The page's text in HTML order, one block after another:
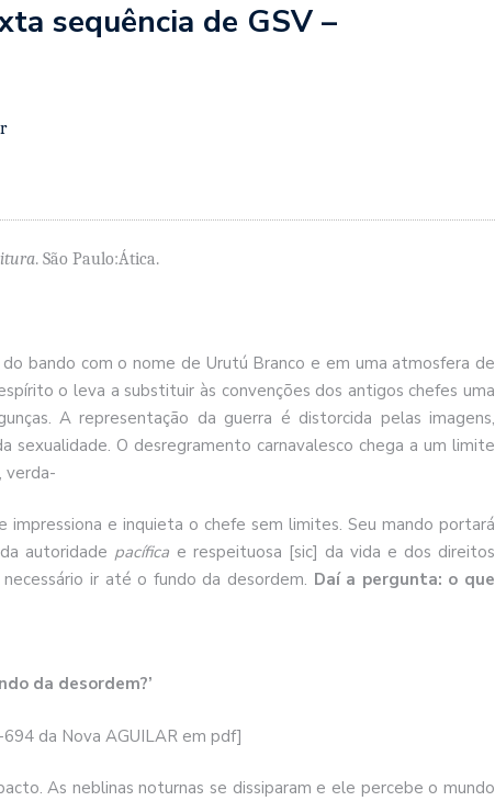
sequência de GSV –
. São Paulo:Ática.
bando com o nome de Urutú Branco e em uma atmosfera de
o leva a substituir às convenções dos antigos chefes uma
A representação da guerra é distorcida pelas imagens,
sexualidade. O desregramento carnavalesco chega a um limite
verda-
impressiona e inquieta o chefe sem limites. Seu mando portará
autoridade pacífica e respeituosa [sic] da vida e dos direitos
ir até o fundo da desordem. Daí a pergunta: o que
da desordem?’
da Nova AGUILAR em pdf]
As neblinas noturnas se dissiparam e ele percebe o mundo